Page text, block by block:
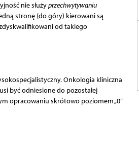
nie służyprzechwytywaniu
stronę (do góry) kierowani są
od takiego
Onkologia kliniczna
być odniesione do pozostałej
opracowaniu skrótowo poziomem „0”